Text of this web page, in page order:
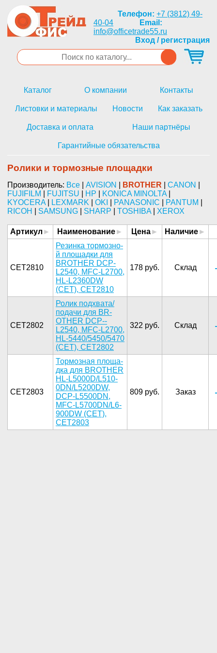
Телефон: +7 (3812) 49-
40-04
Email:
info@officetrade55.ru
Вход / регистрация
Каталог О компании Контакты
Листовки и материалы Новости Как заказать
Доставка и оплата Наши партнёры
Гарантийные обязательства
Ролики и тормозные площадки
Производитель: Все AVISION BROTHER CANON
FUJIFILM
FUJITSU HP KONICA MINOLTA|
KYOCERA| LEXMARK OKI PANASONIC PANTUM
RICOH
SAMSUNG SHARP TOSHIBA| XEROX
Артикул Наименование Цена Наличие
CET2810
Резинк­а тормозно­
й площадки­ для
BROTH­ER DCP-
L25­40, MFC-L2­700,
HL-L2­360DW
(CET­), CET2810­
178 руб. Склад
CET2802
Ролик по­дхвата/
под­ачи для BR­
OTHER DCP-­
L2540, MFC­-L2700,
HL­-5440/5450­/5470
(CET­), CET2802­
322 руб. Склад
CET2803
Тормо­зная площа­
дка для BR­OTHER
HL-L­5000D/L510­
0DN/L5200D­W,
DCP-L55­00DN,
MFC-­L5700DN/L6­
900DW (CET­),
CET2803­
809 руб. Заказ